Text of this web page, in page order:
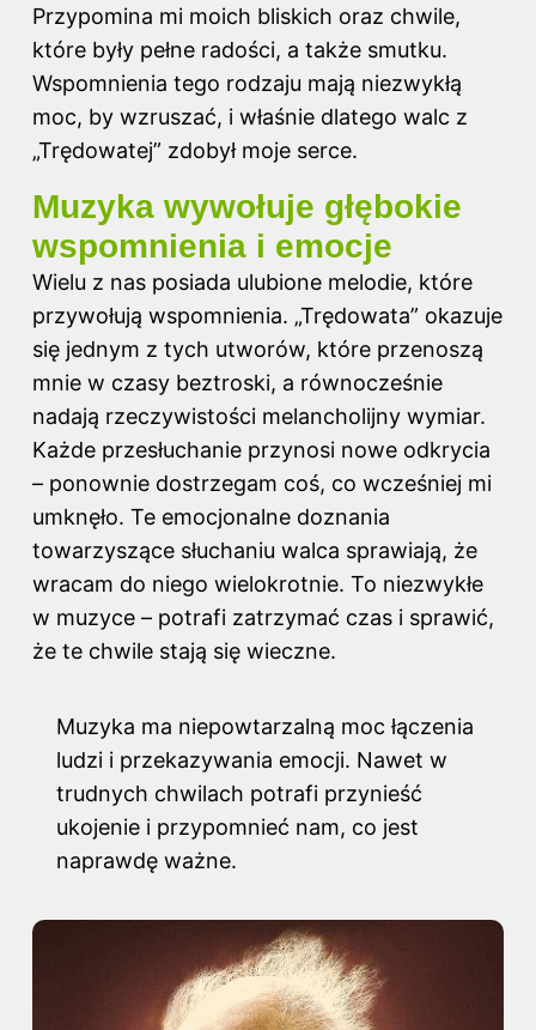
Przypomina mi moich bliskich oraz chwile,
które były pełne radości, a także smutku.
Wspomnienia tego rodzaju mają niezwykłą
moc, by wzruszać, i właśnie dlatego walc z
„Trędowatej” zdobył moje serce.
Muzyka wywołuje głębokie
wspomnienia i emocje
Wielu z nas posiada ulubione melodie, które
przywołują wspomnienia. „Trędowata” okazuje
się jednym z tych utworów, które przenoszą
mnie w czasy beztroski, a równocześnie
nadają rzeczywistości melancholijny wymiar.
Każde przesłuchanie przynosi nowe odkrycia
– ponownie dostrzegam coś, co wcześniej mi
umknęło. Te emocjonalne doznania
towarzyszące słuchaniu walca sprawiają, że
wracam do niego wielokrotnie. To niezwykłe
w muzyce – potrafi zatrzymać czas i sprawić,
że te chwile stają się wieczne.
Muzyka ma niepowtarzalną moc łączenia
ludzi i przekazywania emocji. Nawet w
trudnych chwilach potrafi przynieść
ukojenie i przypomnieć nam, co jest
naprawdę ważne.